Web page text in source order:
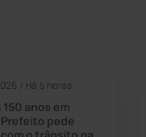
(121)
/ Há 5 horas
anos em
pede